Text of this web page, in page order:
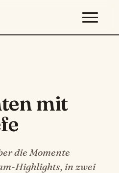
mit
die Momente
Highlights, in zwei